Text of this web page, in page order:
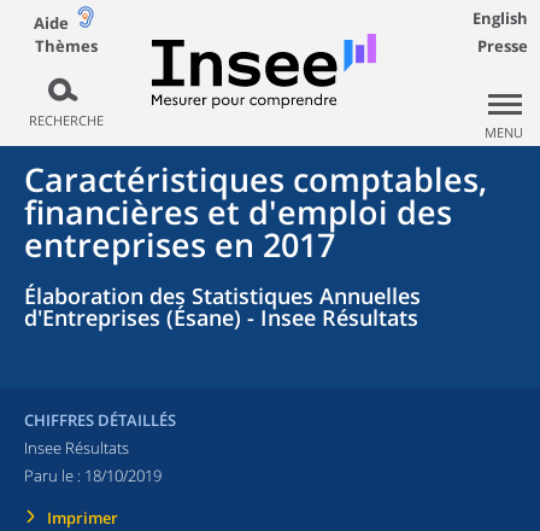
Aide
Thèmes
RECHERCHE
English
Presse
MENU
Caractéristiques comptables,
financières et d'emploi des
entreprises en 2017
Élaboration des Statistiques Annuelles
d'Entreprises (Ésane) - Insee Résultats
CHIFFRES DÉTAILLÉS
Insee Résultats
Paru le : 18/10/2019
Imprimer